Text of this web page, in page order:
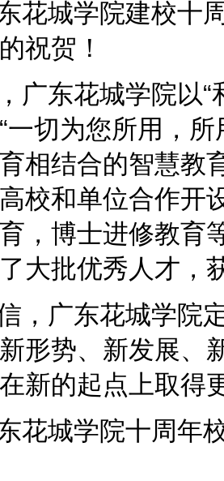
花城学院建校十
祝贺！
广东花城学院以
一切为您所用，
相结合的智慧教
校和单位合作开
，博士进修教育
大批优秀人才，
，广东花城学院
形势、新发展、
新的起点上取得
花城学院十周年